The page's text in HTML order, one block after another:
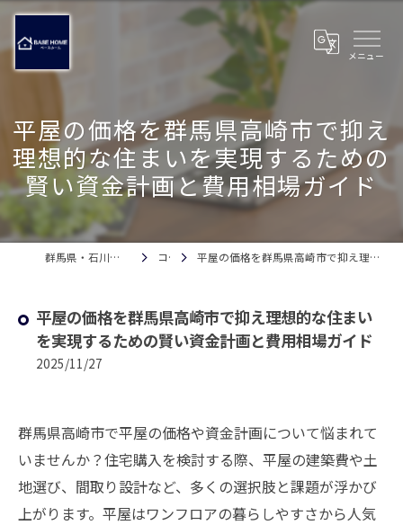
平屋の価格を群馬県高崎市で抑え
理想的な住まいを実現するための
賢い資金計画と費用相場ガイド
群馬県・石川県の注文住宅ならベースホーム コラム 平屋の価格を群馬県高崎市で抑え理想的な住まいを実現するための賢い資金計画と費用相場ガイド
平屋の価格を群馬県高崎市で抑え理想的な住まい
を実現するための賢い資金計画と費用相場ガイド
2025/11/27
群馬県高崎市で平屋の価格や資金計画について悩まれて
いませんか？住宅購入を検討する際、平屋の建築費や土
地選び、間取り設計など、多くの選択肢と課題が浮かび
上がります。平屋はワンフロアの暮らしやすさから人気